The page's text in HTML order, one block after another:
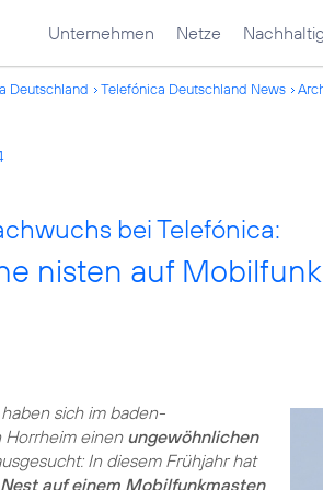
Unternehmen Netze
Deutschland Telefónica Deutschland News
bei Telefónica:
nisten auf
sich im baden-
einen ungewöhnlichen
In diesem Frühjahr hat
Nest auf einem Mobilfunkmasten